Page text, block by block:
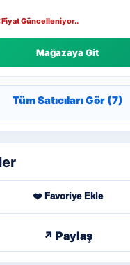
Fiyat Güncelleniyor..
Mağazaya Git
Tüm Satıcıları Gör (7)
❤️ Favoriye Ekle
↗ Paylaş